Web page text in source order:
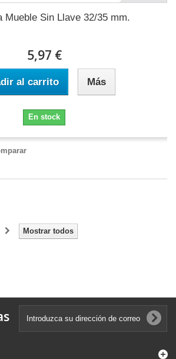
Mueble Sin Llave 32/35 mm.
5,97 €
al carrito Más
En stock
Mostrar todos